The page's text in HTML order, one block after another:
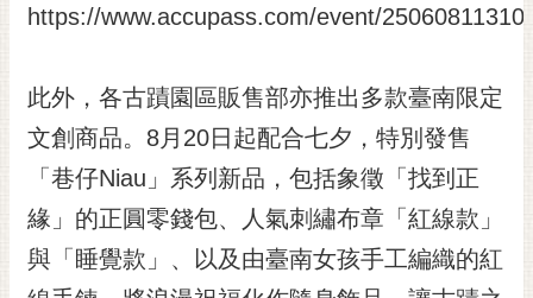
本
隱
私
權
安
全
政
策
https://www.accupass.com/event/
此外，各古蹟園區販售部亦推出多款臺南限定
文創商品。8月20日起配合七夕，特別發售
「巷仔Niau」系列新品，包括象徵「找到正
緣」的正圓零錢包、人氣刺繡布章「紅線款」
與「睡覺款」、以及由臺南女孩手工編織的紅